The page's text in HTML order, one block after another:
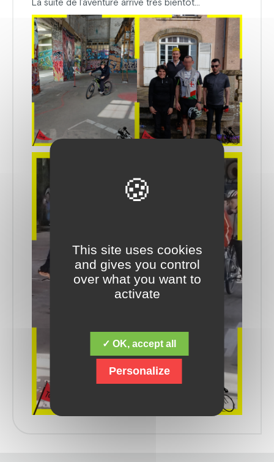
La suite de l’aventure arrive très bientôt…
This site uses cookies
and gives you control
over what you want to
activate
✓ OK, accept all
Personalize